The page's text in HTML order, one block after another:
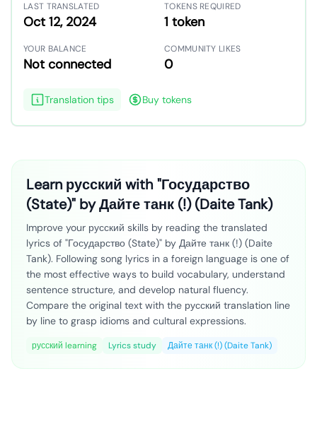
LAST TRANSLATED
Oct 12, 2024
TOKENS REQUIRED
1 token
YOUR BALANCE
Not connected
COMMUNITY LIKES
0
Translation tips Buy tokens
Learn русский with "Государство
(State)" by Дайте танк (!) (Daite Tank)
Improve your русский skills by reading the translated
lyrics of "Государство (State)" by Дайте танк (!) (Daite
Tank). Following song lyrics in a foreign language is one of
the most effective ways to build vocabulary, understand
sentence structure, and develop natural fluency.
Compare the original text with the русский translation line
by line to grasp idioms and cultural expressions.
русский learning Lyrics study Дайте танк (!) (Daite Tank)